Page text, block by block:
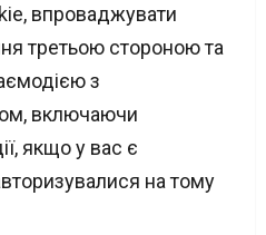
впроваджувати
третьою стороною та
з
включаючи
якщо у вас є
на тому